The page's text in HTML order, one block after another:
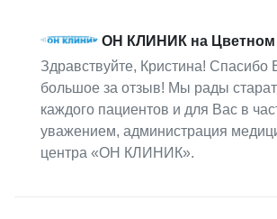
ОН КЛИНИК на Цветном
Здравствуйте, Кристина! Спасибо
большое за отзыв! Мы рады
каждого пациентов и для Вас в
уважением, администрация
центра «ОН КЛИНИК».